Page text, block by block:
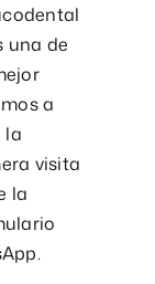
una de
a
la
visita
la